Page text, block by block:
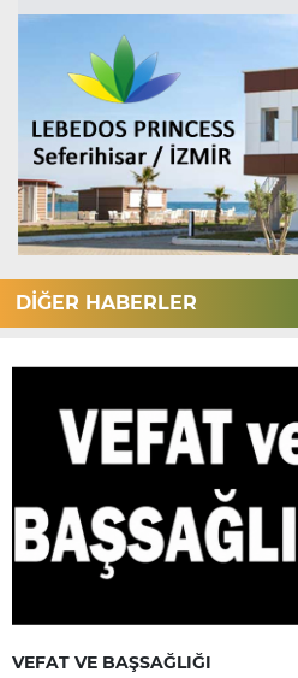
DİĞER HABERLER
VEFAT VE BAŞSAĞLIĞI